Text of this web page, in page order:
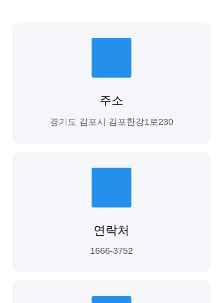
주소
경기도 김포시 김포한강1로230
연락처
1666-3752